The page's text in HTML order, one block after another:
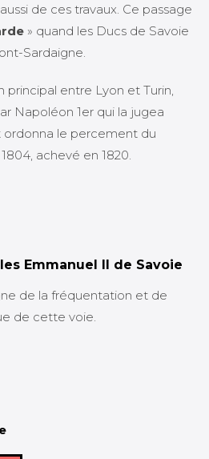
de ces travaux. Ce passage
» quand les Ducs de Savoie
Sardaigne.
entre Lyon et Turin,
Napoléon 1er qui la jugea
ordonna le percement du
achevé en 1820.
Emmanuel II de Savoie
de la fréquentation et de
de cette voie.